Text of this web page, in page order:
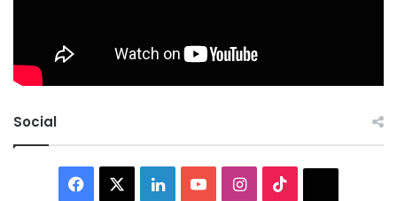
Social
Facebook LinkedInYouTubeInstagram